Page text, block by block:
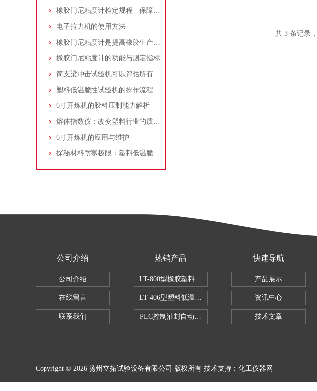
橡胶门尼粘度计检定规程：保障橡胶加工质量的关键标尺
电子拉力机的使用方法
橡胶门尼粘度计是提高橡胶生产质量的有效工具
橡胶门尼粘度计的功能与测定指标
简支梁冲击试验机可以评估所有材料的断裂性能
塑料低温脆性试验机的操作流程
6寸开炼机的胶料压制能力解析
熔体指数仪：改变塑料行业的质量控制游戏
6寸开炼机的应用与维护
探秘材料耐寒极限：塑料低温脆性试验机解析
共 3 条记录
公司介绍
公司介绍
在线留言
联系我们
热销产品
LT-800型橡胶塑料拉伸试验机
LT-406型塑料低温脆性试验机
PLC控制油封自动修边机
快速导航
产品展示
资讯中心
技术文章
Copyright © 2026 扬州立拓试验设备有限公司 版权所有 技术支持： 化工仪器网